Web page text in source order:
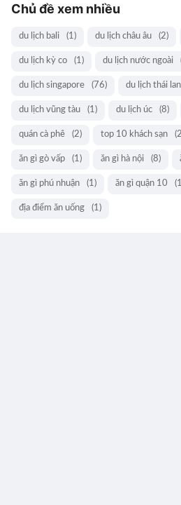
Chủ đề xem nhiều
du lịch bali (1) du lịch châu âu (2)
du lịch kỳ co (1) du lịch nước ngoài
du lịch singapore (76) du lịch thái lan
du lịch vũng tàu (1) du lịch úc (8)
quán cà phê (2) top 10 khách sạn
ăn gì gò vấp (1) ăn gì hà nội (8)
ăn gì phú nhuận (1) ăn gì quận 10
địa điểm ăn uống (1)